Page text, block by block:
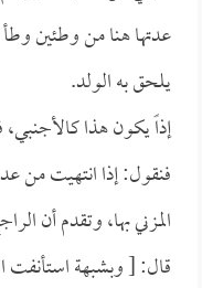
عدتها هنا من وطئين
يلحق به الولد.
إذاً يكون هذا كالأجنبي،
فنقول: إذا انتهيت من
المزني بها، وتقدم أن
قال: [ وبشبهة استأنفت